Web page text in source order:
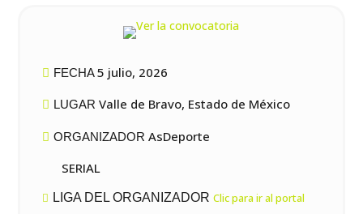
FECHA5 julio, 2026
LUGAR Valle de Bravo, Estado de México
ORGANIZADOR AsDeporte
SERIAL
LIGA DEL ORGANIZADOR Clic para ir al portal